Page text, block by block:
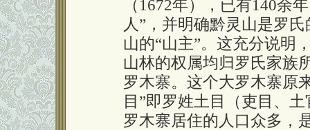
（1672年），已有140余
人”，并明确黔灵山是罗
山的“山主”。这充分说明
山林的权属均归罗氏家族
罗木寨。这个大罗木寨原
目”即罗姓土目（吏目、
罗木寨居住的人口众多，